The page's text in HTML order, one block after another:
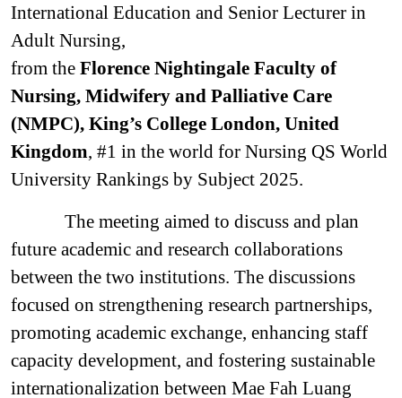
International Education and Senior Lecturer in
Adult Nursing,
from the Florence Nightingale Faculty of
Nursing, Midwifery and Palliative Care
(NMPC), King’s College London, United
Kingdom, #1 in the world for Nursing QS World
University Rankings by Subject 2025.
The meeting aimed to discuss and plan
future academic and research collaborations
between the two institutions. The discussions
focused on strengthening research partnerships,
promoting academic exchange, enhancing staff
capacity development, and fostering sustainable
internationalization between Mae Fah Luang